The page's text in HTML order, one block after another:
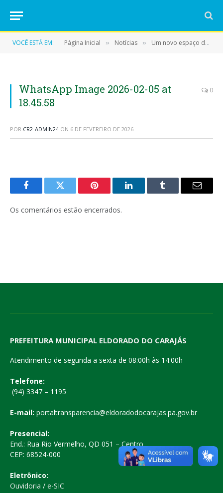
VOCÊ ESTÁ EM: Página Inicial » Notícias » Um novo espaço de cuidado e dignidade: Prefeitura inicia a construção da Instituição de Longa Permanência para Idosos em Eldorado do Carajás
WhatsApp Image 2026-02-05 at
18.45.58
0
POR CR2-ADMIN24 ON 6 DE FEVEREIRO DE 2026
FacebookTwitter Pinterest LinkedInTumblr
E-
Os comentários estão encerrados.
PREFEITURA MUNICIPAL ELDORADO DO CARAJÁS
Atendimento de segunda a sexta de 08:00h às 14:00h
Telefone:
(94) 3347 – 1195
E-mail: portaltransparencia@eldoradodocarajas.pa.gov.br
Presencial:
End.: Rua Rio Vermelho, QD 051 – Centro
CEP: 68524-000
Eletrônico:
Ouvidoria / e-SIC